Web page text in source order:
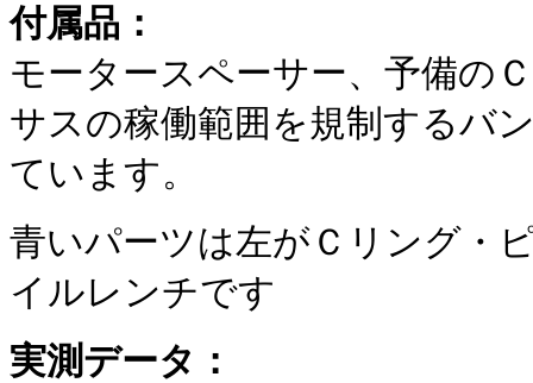
付属品：
モータースペーサー、予備の
サスの稼働範囲を規制するバ
ています。
青いパーツは左がＣリング・
イルレンチです
実測データ：